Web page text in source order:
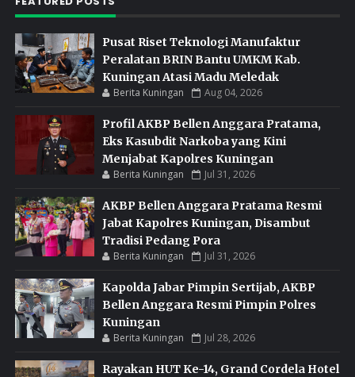
Pusat Riset Teknologi Manufaktur
Peralatan BRIN Bantu UMKM Kab.
Kuningan Atasi Madu Meledak
Berita Kuningan Aug 04, 2026
Profil AKBP Bellen Anggara Pratama,
Eks Kasubdit Narkoba yang Kini
Menjabat Kapolres Kuningan
Berita Kuningan Jul 31, 2026
AKBP Bellen Anggara Pratama Resmi
Jabat Kapolres Kuningan, Disambut
Tradisi Pedang Pora
Berita Kuningan Jul 31, 2026
Kapolda Jabar Pimpin Sertijab, AKBP
Bellen Anggara Resmi Pimpin Polres
Kuningan
Berita Kuningan Jul 28, 2026
Rayakan HUT Ke-14, Grand Cordela Hotel